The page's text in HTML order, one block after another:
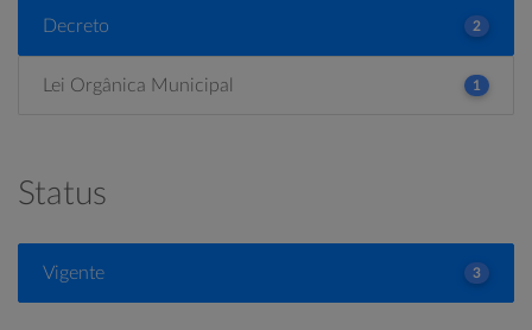
Decreto 2
Lei Orgânica Municipal 1
Status
Vigente 3